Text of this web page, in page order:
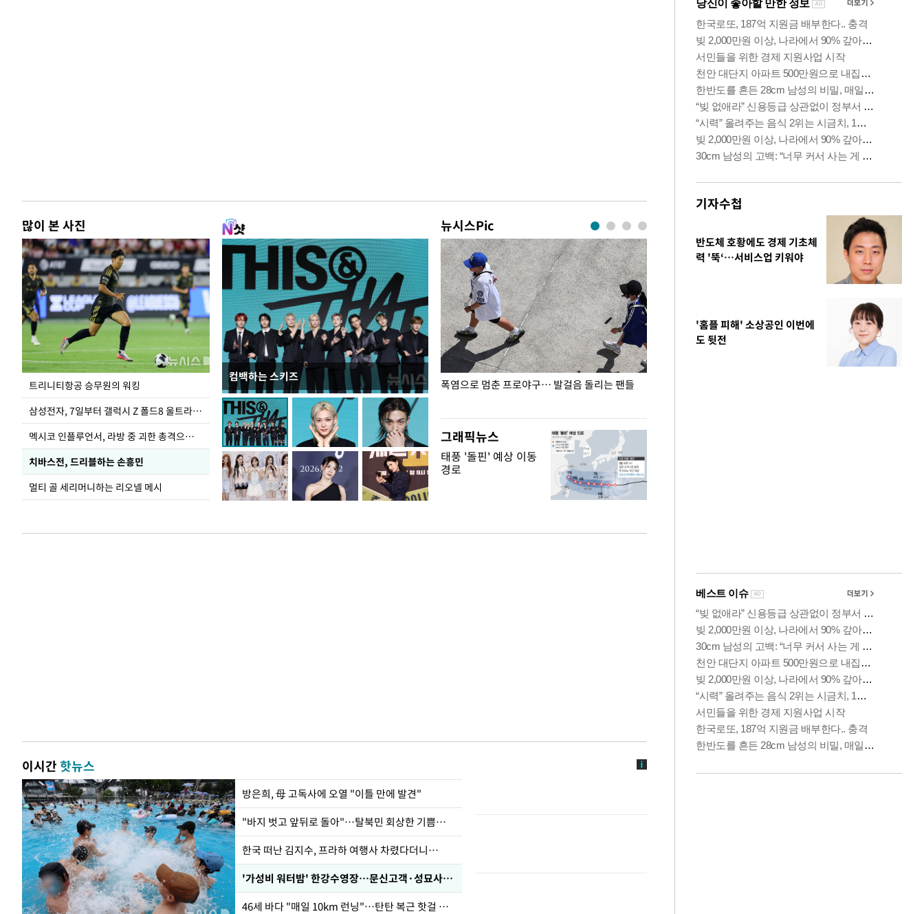
많이 본 사진
트리니티항공 승무원의 워킹
삼성전자, 7일부터 갤럭시 Z 폴드8 울트라·폴드8·플립8 출시
멕시코 인플루언서, 라방 중 괴한 총격으로 사망
치바스전, 드리블하는 손흥민
멀티 골 세리머니하는 리오넬 메시
컴백하는 스키즈
뉴시스Pic
입추 하루 앞둔 전남광주… 열화상 카메라에 담긴
폭염
폭염으로 멈춘 프로야구… 발걸음 돌리는 팬들
그래픽뉴스
태풍 '돌핀' 예상 이동
경로
이시간핫뉴스
방은희, 母 고독사에 오열 "이틀 만에 발견"
"바지 벗고 앞뒤로 돌아"…탈북민 회상한 기쁨조 검사
한국 떠난 김지수, 프라하 여행사 차렸다더니…
'가성비 워터밤' 한강수영장…문신고객·성묘사음원 민원
46세 바다 "매일 10km 런닝"…탄탄 복근 핫걸 몸매로
기자수첩
반도체 호황에도 경제 기초체
력 '뚝‘…서비스업 키워야
'홈플 피해' 소상공인 이번에
도 뒷전